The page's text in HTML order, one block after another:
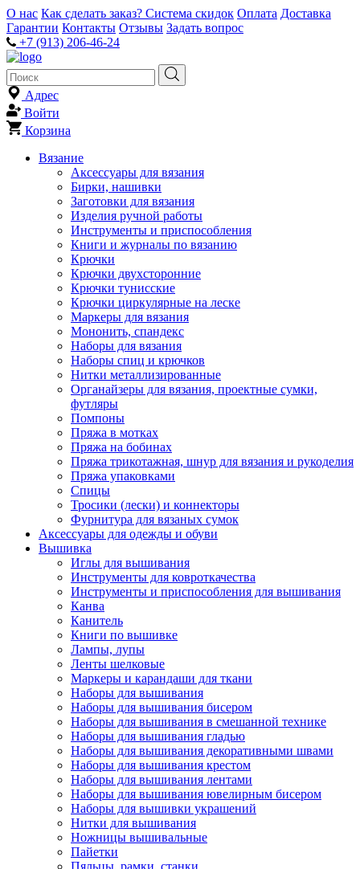
О нас Как сделать заказ? Система скидок Оплата Доставка
Гарантии Контакты Отзывы Задать вопрос
+7 (913) 206-46-24
Адрес
Войти
Корзина
Вязание
Аксессуары для вязания
Бирки, нашивки
Заготовки для вязания
Изделия ручной работы
Инструменты и приспособления
Книги и журналы по вязанию
Крючки
Крючки двухсторонние
Крючки тунисские
Крючки циркулярные на леске
Маркеры для вязания
Мононить, спандекс
Наборы для вязания
Наборы спиц и крючков
Нитки металлизированные
Органайзеры для вязания, проектные сумки,
футляры
Помпоны
Пряжа в мотках
Пряжа на бобинах
Пряжа трикотажная, шнур для вязания и рукоделия
Пряжа упаковками
Спицы
Тросики (лески) и коннекторы
Фурнитура для вязаных сумок
Аксессуары для одежды и обуви
Вышивка
Иглы для вышивания
Инструменты для ковроткачества
Инструменты и приспособления для вышивания
Канва
Канитель
Книги по вышивке
Лампы, лупы
Ленты шелковые
Маркеры и карандаши для ткани
Наборы для вышивания
Наборы для вышивания бисером
Наборы для вышивания в смешанной технике
Наборы для вышивания гладью
Наборы для вышивания декоративными швами
Наборы для вышивания крестом
Наборы для вышивания лентами
Наборы для вышивания ювелирным бисером
Наборы для вышивки украшений
Нитки для вышивания
Ножницы вышивальные
Пайетки
Пяльцы, рамки, станки